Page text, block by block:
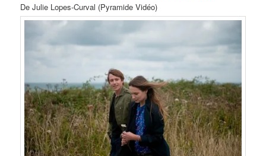
De Julie Lopes-Curval (Pyramide Vidéo)